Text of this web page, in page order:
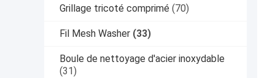
Grillage tricoté comprimé (70)
Fil Mesh Washer (33)
Boule de nettoyage d'acier inoxydable
(31)